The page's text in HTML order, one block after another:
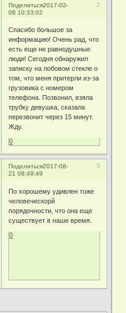
Поделиться 2
2017-02-
08 10:33:02
Спасибо большое за
информацию! Очень рад, что
есть еще не равнодушные
люди! Сегодня обнаружил
записку на лобовом стекле о
том, что меня притерли из-за
грузовика с номером
телефона. Позвонил, взяла
трубку девушка, сказала
перезвонит через 15 минут.
Жду.
0
Поделиться 3
2017-08-
21 08:49:49
По хорошему удивлен тоже
человеческорй
порядочности, что она еще
существует в наше время.
0